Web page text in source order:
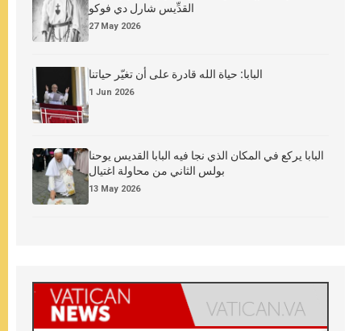
القدِّيس شارل دي فوكو
27 May 2026
البابا: حياة الله قادرة على أن تغيّر حياتنا
1 Jun 2026
البابا يركع في المكان الذي نجا فيه البابا القديس يوحنا
بولس الثاني من محاولة اغتيال
13 May 2026